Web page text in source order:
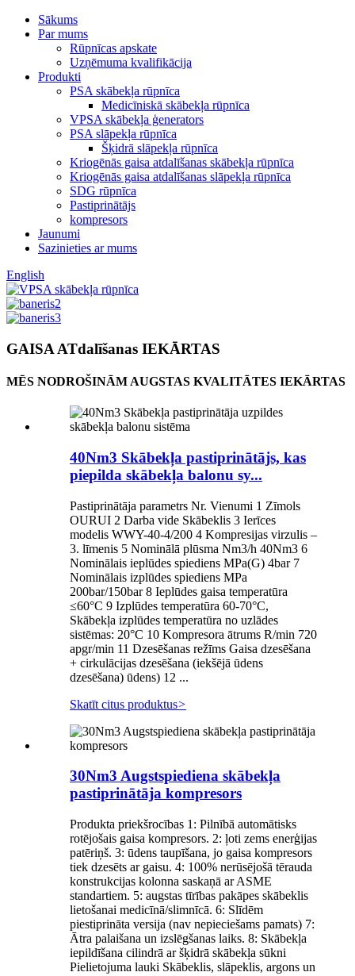
Sākums
Par mums
Rūpnīcas apskate
Uzņēmuma kvalifikācija
Produkti
PSA skābekļa rūpnīca
Medicīniskā skābekļa rūpnīca
VPSA skābekļa ģenerators
PSA slāpekļa rūpnīca
Šķidrā slāpekļa rūpnīca
Kriogēnās gaisa atdalīšanas skābekļa rūpnīca
Kriogēnās gaisa atdalīšanas slāpekļa rūpnīca
SDG rūpnīca
Pastiprinātājs
kompresors
Jaunumi
Sazinieties ar mums
English
GAISA ATdalīšanas IEKĀRTAS
MĒS NODROŠINĀM AUGSTAS KVALITĀTES IEKĀRTAS
40Nm3 Skābekļa pastiprinātājs, kas
piepilda skābekļa balonu sy...
Pastiprinātāja parametrs Nr. Vienumi 1 Zīmols
OURUI 2 Darba vide Skābeklis 3 Ierīces
modelis WWY-40-4/200 4 Kompresijas virzulis –
3. līmenis 5 Nominālā plūsma Nm3/h 40Nm3 6
Nominālais ieplūdes spiediens MPa(G) 4bar 7
Nominālais izplūdes spiediens MPa
200bar/150bar 8 Ieplūdes gaisa temperatūra
≤60°C 9 Izplūdes temperatūra 60-70°C,
Skābekļa izplūdes temperatūra no uzlādes
sistēmas: 20°C 10 Kompresora ātrums R/min 720
apgr/min 11 Dzesēšanas režīms Gaisa dzesēšana
+ cirkulācijas dzesēšana (iekšējā ūdens
dzesēšana) ūdens) 12 ...
Skatīt citus produktus>
30Nm3 Augstspiediena skābekļa
pastiprinātāja kompresors
Produkta priekšrocības 1: Pilnībā automātisks
rotējošais gaisa kompresors. 2: ļoti zems enerģijas
patēriņš. 3: ūdens taupīšana, jo gaisa kompresors
tiek dzesēts ar gaisu. 4: 100% nerūsējošā tērauda
konstrukcijas kolonna saskaņā ar ASME
standartiem. 5: augstas tīrības pakāpes skābeklis
lietošanai medicīnā/slimnīcā. 6: Slīdēm
piestiprināta versija (nav nepieciešams pamats) 7:
Ātra palaišana un izslēgšanas laiks. 8: Skābekļa
iepildīšana cilindrā ar šķidrā skābekļa sūkni
Pielietojuma lauki Skābeklis, slāpeklis, argons un